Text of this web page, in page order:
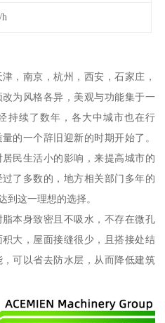
，南京，杭州，西安，石家庄，
为风格各异，美观与功能集于一
持续了数年，各大中城市也在行
的一个辞旧迎新的时期开始了。
民生活小的影响，来提高城市的
了多数的，地方相关部门多年的
到这一理想的选择。
本身致密且不吸水，不存在微孔
大，屋面接缝很少，且搭接处结
可以省去防水层，从而降低建筑